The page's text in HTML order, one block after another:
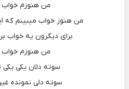
من هنوزم خواب
من هنوز خواب میبینم که
برای دیگرون یه خواب
من هنوزم خواب
سوته دلان یکی
سوته دلی نمونده